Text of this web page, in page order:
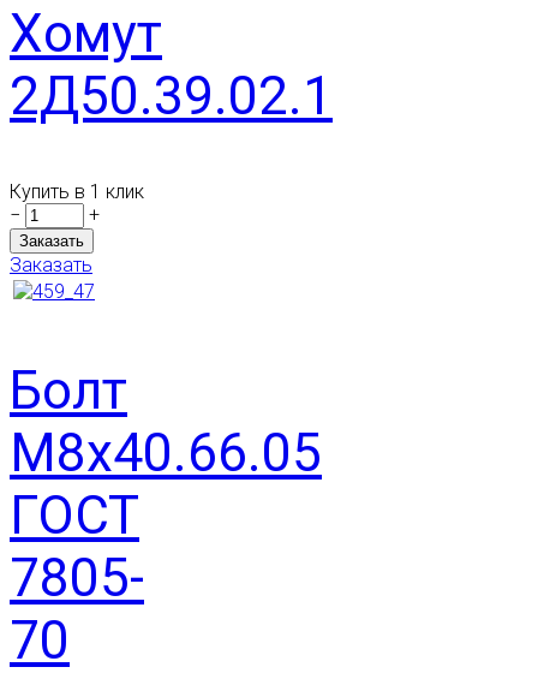
Хомут
2Д50.39.02.1
Купить в 1 клик
−
+
Заказать
Болт
М8х40.66.05
ГОСТ
7805-
70